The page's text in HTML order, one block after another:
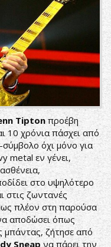
Tiptonπροέβη
10 χρόνια πάσχει από
όχι μόνο για
metal εν γένει,
στο υψηλότερο
στις ζωντανές
πλέον στη παρούσα
αποδώσει όπως
μπάντας, ζήτησε από
Sneap να πάρει την